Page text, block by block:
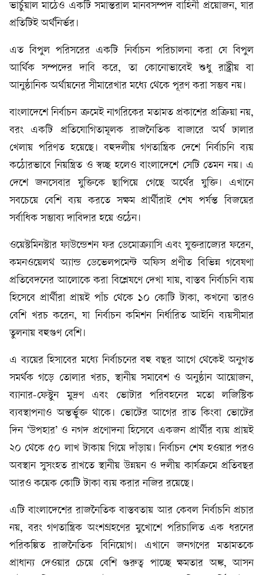
ভার্চুয়াল মাঠেও একটি সমান্তরাল মানবসম্পদ বাহিনী প্রয়োজন, যার
প্রতিটিই অর্থনির্ভর।
এত বিপুল পরিসরের একটি নির্বাচন পরিচালনা করা যে বিপুল
আর্থিক সম্পদের দাবি করে, তা কোনোভাবেই শুধু রাষ্ট্রীয় বা
আনুষ্ঠানিক অর্থায়নের সীমারেখার মধ্যে থেকে পূরণ করা সম্ভব নয়।
বাংলাদেশে নির্বাচন ক্রমেই নাগরিকের মতামত প্রকাশের প্রক্রিয়া নয়,
বরং একটি প্রতিযোগিতামূলক রাজনৈতিক বাজারে অর্থ ঢালার
খেলায় পরিণত হয়েছে। বহুদলীয় গণতান্ত্রিক দেশে নির্বাচনি ব্যয়
কঠোরভাবে নিয়ন্ত্রিত ও স্বচ্ছ হলেও বাংলাদেশে সেটি তেমন নয়। এ
দেশে জনসেবার যুক্তিকে ছাপিয়ে গেছে অর্থের যুক্তি। এখানে
সবচেয়ে বেশি ব্যয় করতে সক্ষম প্রার্থীরাই শেষ পর্যন্ত বিজয়ের
সর্বাধিক সম্ভাব্য দাবিদার হয়ে ওঠেন।
ওয়েস্টমিনস্টার ফাউন্ডেশন ফর ডেমোক্র্যাসি এবং যুক্তরাজ্যের ফরেন,
কমনওয়েলথ অ্যান্ড ডেভেলপমেন্ট অফিস প্রণীত বিভিন্ন গবেষণা
প্রতিবেদনের আলোকে করা বিশ্লেষণে দেখা যায়, বাস্তব নির্বাচনি ব্যয়
হিসেবে প্রার্থীরা প্রায়ই পাঁচ থেকে ১০ কোটি টাকা, কখনো তারও
বেশি খরচ করেন, যা নির্বাচন কমিশন নির্ধারিত আইনি ব্যয়সীমার
তুলনায় বহুগুণ বেশি।
এ ব্যয়ের হিসাবের মধ্যে নির্বাচনের বহু বছর আগে থেকেই অনুগত
সমর্থক গড়ে তোলার খরচ, স্থানীয় সমাবেশ ও অনুষ্ঠান আয়োজন,
ব্যানার-ফেস্টুন মুদ্রণ এবং ভোটার পরিবহনের মতো লজিস্টিক
ব্যবস্থাপনাও অন্তর্ভুক্ত থাকে। ভোটের আগের রাত কিংবা ভোটের
দিন ‘উপহার’ ও নগদ প্রণোদনা হিসেবে একজন প্রার্থীর ব্যয় প্রায়ই
২০ থেকে ৫০ লাখ টাকায় গিয়ে দাঁড়ায়। নির্বাচন শেষ হওয়ার পরও
অবস্থান সুসংহত রাখতে স্থানীয় উন্নয়ন ও দলীয় কার্যক্রমে প্রতিবছর
আরও কয়েক কোটি টাকা ব্যয় করার নজির রয়েছে।
এটি বাংলাদেশের রাজনৈতিক বাস্তবতায় আর কেবল নির্বাচনি প্রচার
নয়, বরং গণতান্ত্রিক অংশগ্রহণের মুখোশে পরিচালিত এক ধরনের
পরিকল্পিত রাজনৈতিক বিনিয়োগ। এখানে জনগণের মতামতকে
প্রাধান্য দেওয়ার চেয়ে বেশি গুরুত্ব পাচ্ছে ক্ষমতার অঙ্ক, আসন